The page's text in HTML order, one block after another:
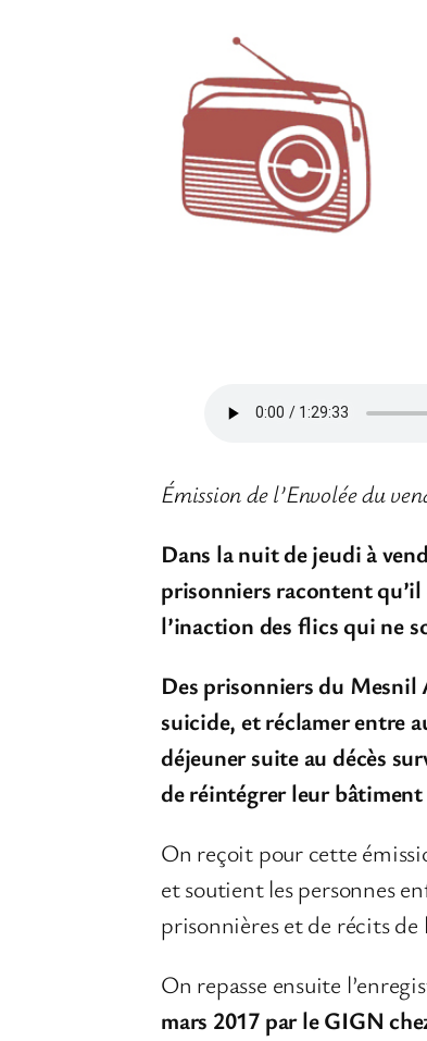
Émission de l’Envolée du
Dans la nuit de jeudi à
prisonniers racontent qu’il
l’inaction des flics qui ne
Des prisonniers du
suicide, et réclamer entre
déjeuner suite au décès
de réintégrer leur
On reçoit pour cette
et soutient les personnes
prisonnières et de récits
On repasse ensuite
mars 2017 par le GIGN